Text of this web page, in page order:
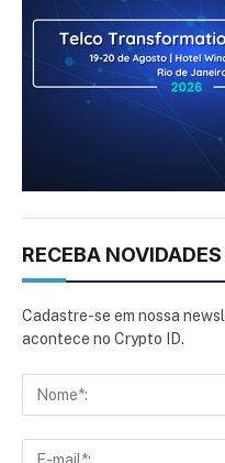
RECEBA NOVIDADES
Cadastre-se em nossa
acontece no Crypto ID.